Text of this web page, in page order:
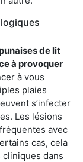
de lit
à provoquer
à vous
plaies
s’infecter
Les lésions
avec
cas, cela
cliniques dans